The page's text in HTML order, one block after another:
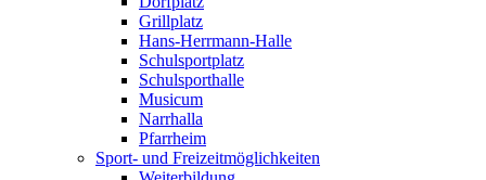
Grillplatz
Hans-Herrmann-Halle
Schulsportplatz
Schulsporthalle
Musicum
Narrhalla
Pfarrheim
Sport- und Freizeitmöglichkeiten